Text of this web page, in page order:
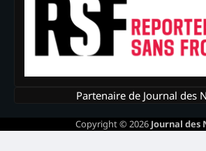
Partenaire de Journal des
Copyright © 2026 Journal des